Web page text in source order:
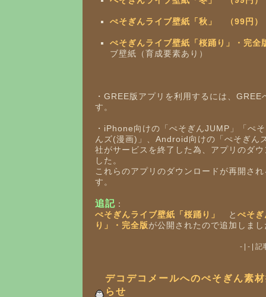
ぺそぎんライブ壁紙「秋」 （99円）
ぺそぎんライブ壁紙「桜踊り」・完
ブ壁紙（育成要素あり）
・GREE版アプリを利用するには、GREE
す。
・iPhone向けの「ぺそぎんJUMP」「ぺ
んズ(漫画)」、Android向けの「ぺそぎん
社がサービスを終了した為、アプリのダ
した。
これらのアプリのダウンロードが再開さ
す。
追記 ：
ぺそぎんライブ壁紙「桜踊り」
と ぺそ
り」・完全版が公開されたので追加しま
- | - | 記
デコデコメールへのぺそぎん素
らせ